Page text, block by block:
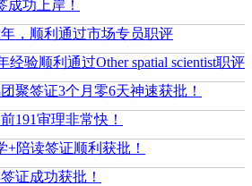
成功上岸！
，顺利通过市场专员职评
经验顺利通过Other spatial scientist职评
聚签证3个月零6天神速获批！
191审理非常快！
+陪读签证顺利获批！
证成功获批！